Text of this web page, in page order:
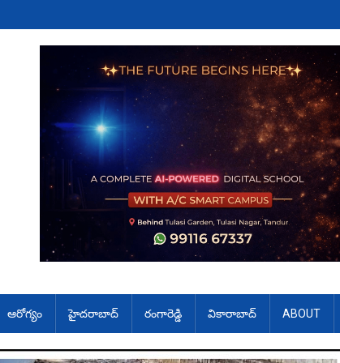
ఆరోగ్యం హైదరాబాద్ రంగారెడ్డి వికారాబాద్ ABOUT